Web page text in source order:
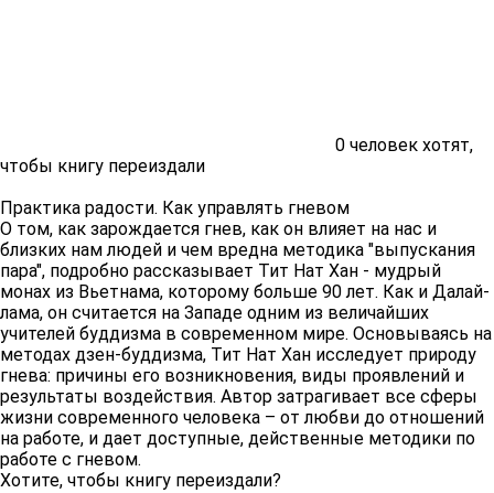
0 человек хотят,
чтобы книгу переиздали
Практика радости. Как управлять гневом
О том, как зарождается гнев, как он влияет на нас и
близких нам людей и чем вредна методика "выпускания
пара", подробно рассказывает Тит Нат Хан - мудрый
монах из Вьетнама, которому больше 90 лет. Как и Далай-
лама, он считается на Западе одним из величайших
учителей буддизма в современном мире. Основываясь на
методах дзен-буддизма, Тит Нат Хан исследует природу
гнева: причины его возникновения, виды проявлений и
результаты воздействия. Автор затрагивает все сферы
жизни современного человека – от любви до отношений
на работе, и дает доступные, действенные методики по
работе с гневом.
Хотите, чтобы книгу переиздали?